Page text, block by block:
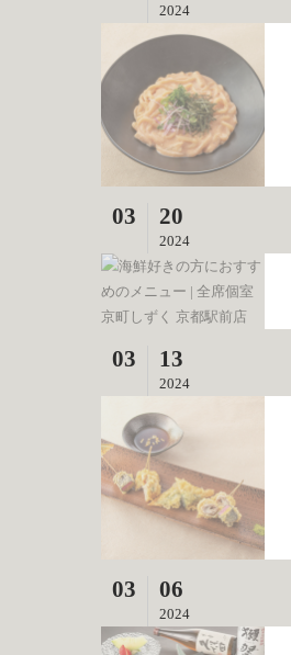
2024
03 20
2024
03 13
2024
03 06
2024